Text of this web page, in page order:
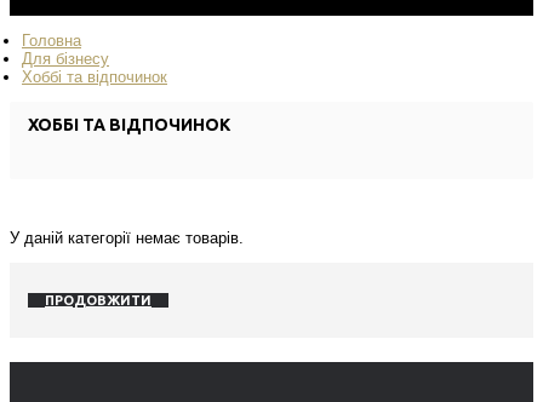
Головна
Для бізнесу
Хоббі та відпочинок
ХОББІ ТА ВІДПОЧИНОК
У даній категорії немає товарів.
ПРОДОВЖИТИ